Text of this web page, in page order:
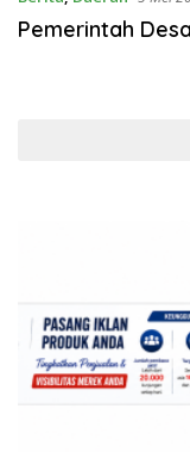
Pemerintah